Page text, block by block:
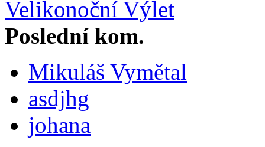
Velikonoční Výlet
Poslední kom.
Mikuláš Vymětal
asdjhg
johana